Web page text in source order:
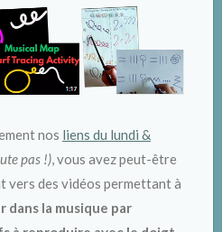
nos liens du lundi &
pas !), vous avez peut-être
vers des vidéos permettant à
dans la musique par